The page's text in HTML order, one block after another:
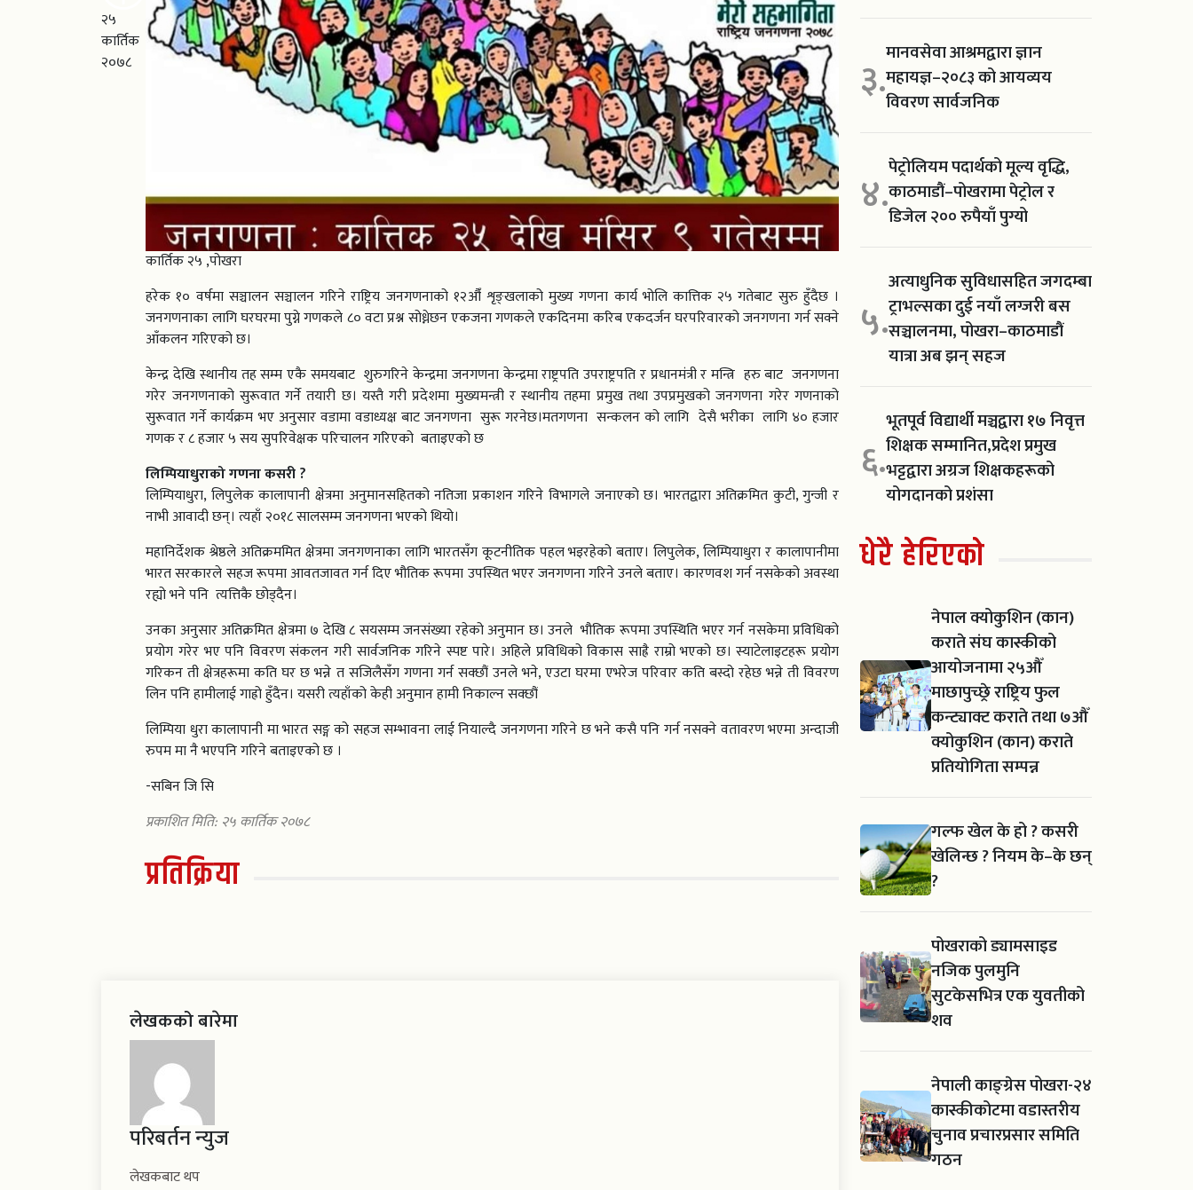
२५
कार्तिक
२०७८
कार्तिक २५ ,पोखरा
हरेक १० वर्षमा सञ्चालन सञ्चालन गरिने राष्ट्रिय जनगणनाको १२औँ शृङ्खलाको मुख्य गणना कार्य भोलि कात्तिक २५ गतेबाट सुरु हुँदैछ ।
जनगणनाका लागि घरघरमा पुग्ने गणकले ८० वटा प्रश्न सोध्नेछन एकजना गणकले एकदिनमा करिब एकदर्जन घरपरिवारको जनगणना गर्न सक्ने
आँकलन गरिएको छ।
केन्द्र देखि स्थानीय तह सम्म एकै समयबाट शुरुगरिने केन्द्रमा जनगणना केन्द्रमा राष्ट्रपति उपराष्ट्रपति र प्रधानमंत्री र मन्त्रि हरु बाट जनगणना
गरेर जनगणनाको सुरूवात गर्ने तयारी छ। यस्तै गरी प्रदेशमा मुख्यमन्त्री र स्थानीय तहमा प्रमुख तथा उपप्रमुखको जनगणना गरेर गणनाको
सुरूवात गर्ने कार्यक्रम भए अनुसार वडामा वडाध्यक्ष बाट जनगणना सुरू गरनेछ।मतगणना सन्कलन को लागि देसै भरीका लागि ४० हजार
गणक र ८ हजार ५ सय सुपरिवेक्षक परिचालन गरिएको बताइएको छ
लिम्पियाधुराको गणना कसरी ?
लिम्पियाधुरा, लिपुलेक कालापानी क्षेत्रमा अनुमानसहितको नतिजा प्रकाशन गरिने विभागले जनाएको छ। भारतद्वारा अतिक्रमित कुटी, गुन्जी र
नाभी आवादी छन्। त्यहाँ २०१८ सालसम्म जनगणना भएको थियो।
महानिर्देशक श्रेष्ठले अतिक्रममित क्षेत्रमा जनगणनाका लागि भारतसँग कूटनीतिक पहल भइरहेको बताए। लिपुलेक, लिम्पियाधुरा र कालापानीमा
भारत सरकारले सहज रूपमा आवतजावत गर्न दिए भौतिक रूपमा उपस्थित भएर जनगणना गरिने उनले बताए। कारणवश गर्न नसकेको अवस्था
रह्यो भने पनि त्यत्तिकै छोड्दैन।
उनका अनुसार अतिक्रमित क्षेत्रमा ७ देखि ८ सयसम्म जनसंख्या रहेको अनुमान छ। उनले भौतिक रूपमा उपस्थिति भएर गर्न नसकेमा प्रविधिको
प्रयोग गरेर भए पनि विवरण संकलन गरी सार्वजनिक गरिने स्पष्ट पारे। अहिले प्रविधिको विकास साह्रै राम्रो भएको छ। स्याटेलाइटहरू प्रयोग
गरिकन ती क्षेत्रहरूमा कति घर छ भन्ने त सजिलैसँग गणना गर्न सक्छौं उनले भने, एउटा घरमा एभरेज परिवार कति बस्दो रहेछ भन्ने ती विवरण
लिन पनि हामीलाई गाह्रो हुँदैन। यसरी त्यहाँको केही अनुमान हामी निकाल्न सक्छौं
लिम्पिया धुरा कालापानी मा भारत सङ्ग को सहज सम्भावना लाई नियाल्दै जनगणना गरिने छ भने कसै पनि गर्न नसक्ने वतावरण भएमा अन्दाजी
रुपम मा नै भएपनि गरिने बताइएको छ ।
-सबिन जि सि
प्रकाशित मिति: २५ कार्तिक २०७८
प्रतिक्रिया
लेखकको बारेमा
परिबर्तन न्युज
लेखकबाट थप
३.मानवसेवा आश्रमद्वारा ज्ञान
महायज्ञ–२०८३ को आयव्यय
विवरण सार्वजनिक
४.पेट्रोलियम पदार्थको मूल्य वृद्धि,
काठमाडौं–पोखरामा पेट्रोल र
डिजेल २०० रुपैयाँ पुग्यो
५.
अत्याधुनिक सुविधासहित जगदम्बा
ट्राभल्सका दुई नयाँ लग्जरी बस
सञ्चालनमा, पोखरा–काठमाडौं
यात्रा अब झन् सहज
६.
भूतपूर्व विद्यार्थी मञ्चद्वारा १७ निवृत्त
शिक्षक सम्मानित,प्रदेश प्रमुख
भट्टद्वारा अग्रज शिक्षकहरूको
योगदानको प्रशंसा
धेरै हेरिएको
नेपाल क्योकुशिन (कान)
कराते संघ कास्कीको
आयोजनामा २५औँ
माछापुच्छ्रे राष्ट्रिय फुल
कन्ट्याक्ट कराते तथा ७औँ
क्योकुशिन (कान) कराते
प्रतियोगिता सम्पन्न
गल्फ खेल के हो ? कसरी
खेलिन्छ ? नियम के–के छन्
?
पोखराको ड्यामसाइड
नजिक पुलमुनि
सुटकेसभित्र एक युवतीको
शव
नेपाली काङ्ग्रेस पोखरा-२४
कास्कीकोटमा वडास्तरीय
चुनाव प्रचारप्रसार समिति
गठन